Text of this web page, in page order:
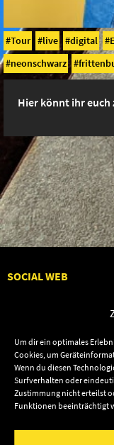
Um dir ein optimales
Cookies, um
Wenn du diesen
Surfverhalten oder
Zustimmung nicht erteilst
Funktionen beeinträchtigt
Tour live digital
neonschwarz
Hier könnt ihr euch
SOCIAL WEB
Audiolith
News
Artists